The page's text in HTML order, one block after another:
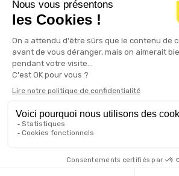
Copyright © 2024 –
d’utilisation|Politique de